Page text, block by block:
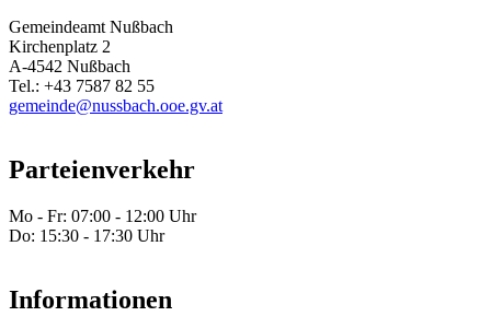
Gemeindeamt Nußbach
Kirchenplatz 2
A-4542 Nußbach
Tel.: +43 7587 82 55
gemeinde@nussbach.ooe.gv.at
Parteienverkehr
Mo - Fr: 07:00 - 12:00 Uhr
Do: 15:30 - 17:30 Uhr
Informationen